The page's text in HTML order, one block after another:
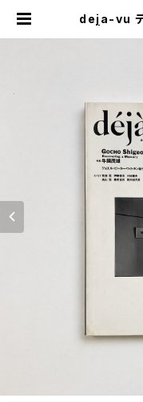
deja-vu デ